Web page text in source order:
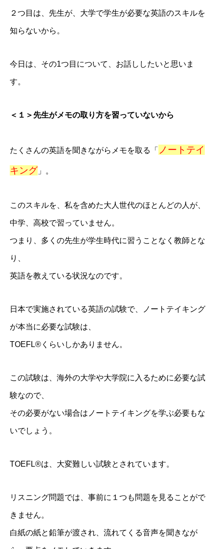
２つ目は、先生が、大学で学生が必要な英語のスキルを
知らないから。
今日は、その1つ目について、お話ししたいと思いま
す。
＜１＞先生がメモの取り方を習っていないから
たくさんの英語を聞きながらメモを取る「
ノートテイ
キング 」。
このスキルを、私を含めた大人世代のほとんどの人が、
中学、高校で習っていません。
つまり、多くの先生が学生時代に習うことなく教師とな
り、
英語を教えている状況なのです。
日本で実施されている英語の試験で、ノートテイキング
が本当に必要な試験は、
TOEFL®くらいしかありません。
この試験は、海外の大学や大学院に入るために必要な試
験なので、
その必要がない場合はノートテイキングを学ぶ必要もな
いでしょう。
TOEFL®は、大変難しい試験とされています。
リスニング問題では、事前に１つも問題を見ることがで
きません。
白紙の紙と鉛筆が渡され、流れてくる音声を聞きなが